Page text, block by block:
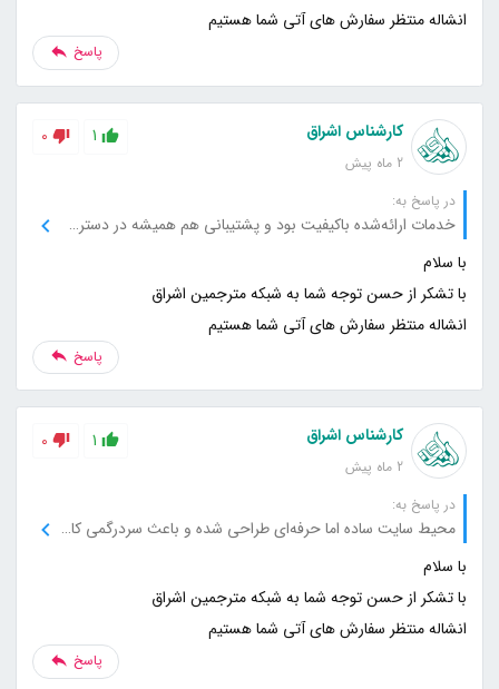
انشاله منتظر سفارش های آتی شما هستیم
پاسخ
کارشناس اشراق
2 ماه پیش
1
0
در پاسخ به:
خدمات ارائه‌شده باکیفیت بود و پشتیبانی هم همیشه در دسترس بود.
انشاله منتظر سفارش های آتی شما هستیم
پاسخ
کارشناس اشراق
2 ماه پیش
1
0
در پاسخ به:
محیط سایت ساده اما حرفه‌ای طراحی شده و باعث سردرگمی کاربر نمی‌شود.
انشاله منتظر سفارش های آتی شما هستیم
پاسخ